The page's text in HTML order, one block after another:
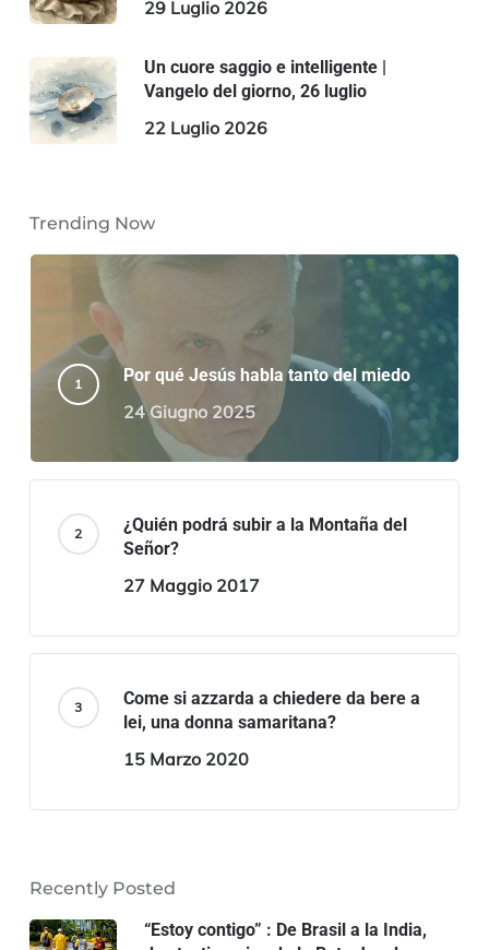
29 Luglio 2026
Un cuore saggio e intelligente |
Vangelo del giorno, 26 luglio
22 Luglio 2026
Trending Now
Por qué Jesús habla tanto del miedo
24 Giugno 2025
¿Quién podrá subir a la Montaña del
Señor?
27 Maggio 2017
Come si azzarda a chiedere da bere a
lei, una donna samaritana?
15 Marzo 2020
Recently Posted
“Estoy contigo” : De Brasil a la India,